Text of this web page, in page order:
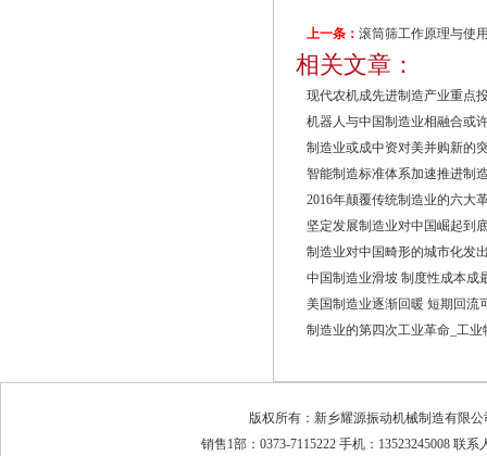
上一条： 滚筒筛工作原理与使
相关文章：
现代农机成先进制造产业重点
机器人与中国制造业相融合或
制造业或成中资对美并购新的
智能制造标准体系加速推进制
2016年颠覆传统制造业的六大
坚定发展制造业对中国崛起到
制造业对中国畸形的城市化发
中国制造业滑坡 制度性成本成
美国制造业逐渐回暖 短期回流
制造业的第四次工业革命_工
版权所有：新乡耀源振动机械制造有限
销售1部：0373-7115222 手机：13523245008 联